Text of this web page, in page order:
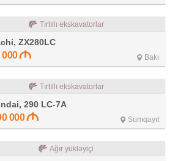
Tırtıllı ekskavatorlar
ZX280LC
000 Bakı
Tırtıllı ekskavatorlar
290 LC-7A
000 Sumqayıt
Ağır yükləyiçi